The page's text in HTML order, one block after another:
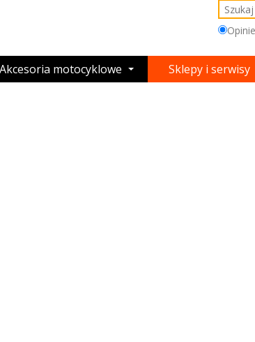
Opinie
Akcesoria motocyklowe Sklepy i serwisy